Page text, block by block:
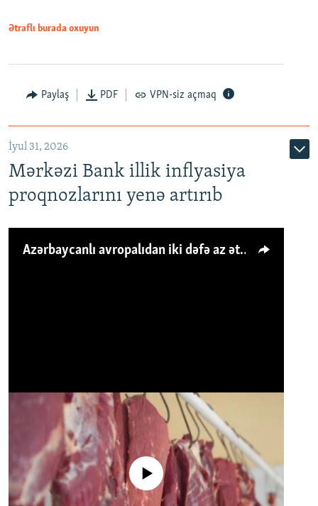
Ətraflı burada oxuyun
Paylaş PDF VPN-siz açmaq
İyul 31, 2026
Mərkəzi Bank illik inflyasiya
proqnozlarını yenə artırıb
Azərbaycanlı avropalıdan iki dəfə az ət yeyir, amma... 'Qiymət artımı qaçılmazdır'
No media source currently available